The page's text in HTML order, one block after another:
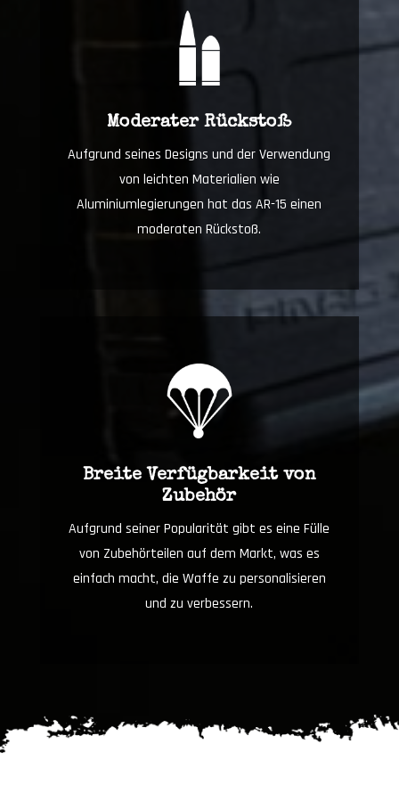
Moderater Rückstoß
Aufgrund seines Designs und der Verwendung
von leichten Materialien wie
Aluminiumlegierungen hat das AR-15 einen
moderaten Rückstoß.
Breite Verfügbarkeit von
Zubehör
Aufgrund seiner Popularität gibt es eine Fülle
von Zubehörteilen auf dem Markt, was es
einfach macht, die Waffe zu personalisieren
und zu verbessern.